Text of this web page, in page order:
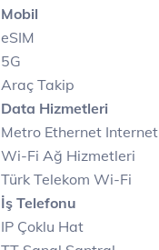
Mobil
eSIM
5G
Araç Takip
Data Hizmetleri
Metro Ethernet Internet
Wi-Fi Ağ Hizmetleri
Türk Telekom Wi-Fi
İş Telefonu
IP Çoklu Hat